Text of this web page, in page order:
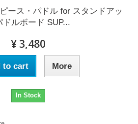
ース・パドル for スタンドアッ
ドルボード SUP...
¥ 3,480
to cart More
In Stock